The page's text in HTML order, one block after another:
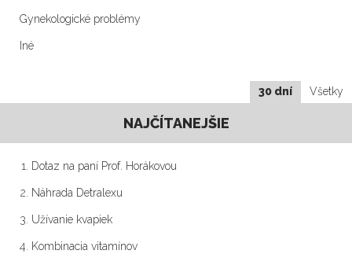
Gynekologické problémy
Iné
30 dní Všetky
NAJČÍTANEJŠIE
Dotaz na paní Prof. Horákovou
Náhrada Detralexu
Užívanie kvapiek
Kombinacia vitamínov